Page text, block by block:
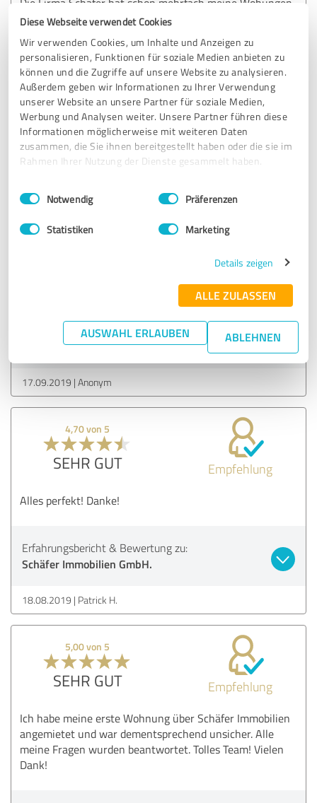
Diese Webseite verwendet Cookies
Wir verwenden Cookies, um Inhalte und Anzeigen zu
personalisieren, Funktionen für soziale Medien anbieten zu
können und die Zugriffe auf unsere Website zu analysieren.
Außerdem geben wir Informationen zu Ihrer Verwendung
unserer Website an unsere Partner für soziale Medien,
Werbung und Analysen weiter. Unsere Partner führen diese
Informationen möglicherweise mit weiteren Daten
zusammen, die Sie ihnen bereitgestellt haben oder die sie im
Rahmen Ihrer Nutzung der Dienste gesammelt haben.
Impressum Datenschutzbestimmungen
Einwilligungsauswahl
Notwendig Präferenzen
Statistiken Marketing
Details zeigen
ALLE ZULASSEN
AUSWAHL ERLAUBEN ABLEHNEN
vermietet. Immer nette und solvente Mieter. Mit der
Erfahrungsbericht & Bewertung zu:
Schäfer Immobilien GmbH.
30.09.2019 Anonym
Immobilienfachmann mit vielen guten Ideen rundum die
Erfahrungsbericht & Bewertung zu:
Schäfer Immobilien GmbH.
17.09.2019 Anonym
4,70 von 5
SEHR GUT Empfehlung
Alles perfekt! Danke!
Erfahrungsbericht & Bewertung zu:
Schäfer Immobilien GmbH.
18.08.2019 Patrick H.
5,00 von 5
SEHR GUT Empfehlung
Ich habe meine erste Wohnung über Schäfer Immobilien
angemietet und war dementsprechend unsicher. Alle
meine Fragen wurden beantwortet. Tolles Team! Vielen
Dank!